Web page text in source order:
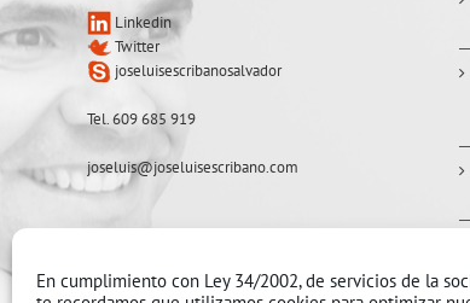
En cumplimiento con Ley 34/2002, de servicios de la
Linkedin
Twitter
joseluisescribanosalvador
Tel. 609 685 919
joseluis@joseluisescribano.com